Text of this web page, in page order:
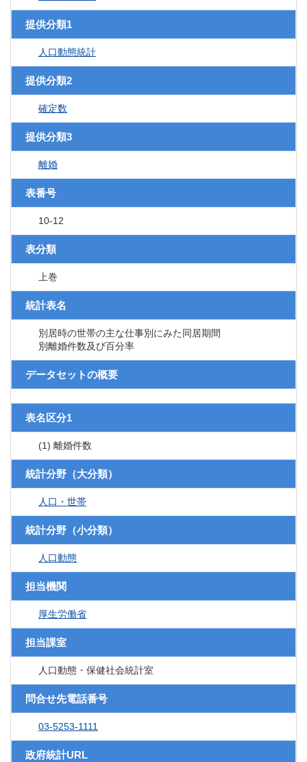
提供分類1
人口動態統計
提供分類2
確定数
提供分類3
離婚
表番号
10-12
表分類
上巻
統計表名
別居時の世帯の主な仕事別にみた同居期間
別離婚件数及び百分率
データセットの概要
表名区分1
(1) 離婚件数
統計分野（大分類）
人口・世帯
統計分野（小分類）
人口動態
担当機関
厚生労働省
担当課室
人口動態・保健社会統計室
問合せ先電話番号
03-5253-1111
政府統計URL